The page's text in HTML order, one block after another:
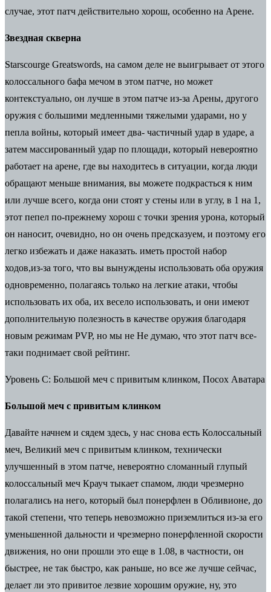
случае, этот патч действительно хорош, особенно на Арене.
Звездная скверна
Starscourge Greatswords, на самом деле не выигрывает от этого
колоссального бафа мечом в этом патче, но может
контекстуально, он лучше в этом патче из-за Арены, другого
оружия с большими медленными тяжелыми ударами, но у
пепла войны, который имеет два- частичный удар в ударе, а
затем массированный удар по площади, который невероятно
работает на арене, где вы находитесь в ситуации, когда люди
обращают меньше внимания, вы можете подкрасться к ним
или лучше всего, когда они стоят у стены или в углу, в 1 на 1,
этот пепел по-прежнему хорош с точки зрения урона, который
он наносит, очевидно, но он очень предсказуем, и поэтому его
легко избежать и даже наказать. иметь простой набор
ходов,из-за того, что вы вынуждены использовать оба оружия
одновременно, полагаясь только на легкие атаки, чтобы
использовать их оба, их весело использовать, и они имеют
дополнительную полезность в качестве оружия благодаря
новым режимам PVP, но мы не Не думаю, что этот патч все-
таки поднимает свой рейтинг.
Уровень C: Большой меч с привитым клинком, Посох Аватара
Большой меч с привитым клинком
Давайте начнем и сядем здесь, у нас снова есть Колоссальный
меч, Великий меч с привитым клинком, технически
улучшенный в этом патче, невероятно сломанный глупый
колоссальный меч Крауч тыкает спамом, люди чрезмерно
полагались на него, который был понерфлен в Обливионе, до
такой степени, что теперь невозможно приземлиться из-за его
уменьшенной дальности и чрезмерно понерфленной скорости
движения, но они прошли это еще в 1.08, в частности, он
быстрее, не так быстро, как раньше, но все же лучше сейчас,
делает ли это привитое лезвие хорошим оружие, ну, это